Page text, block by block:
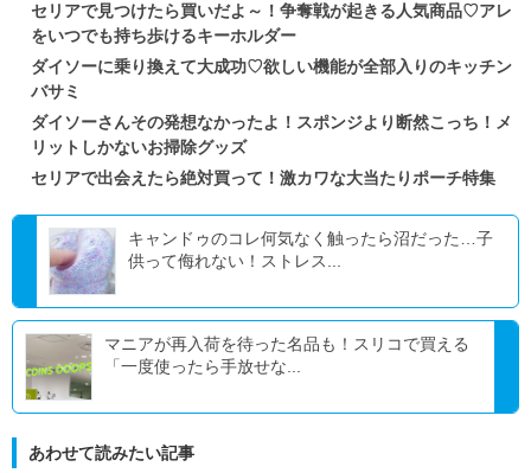
セリアで見つけたら買いだよ～！争奪戦が起きる人気商品♡アレ
をいつでも持ち歩けるキーホルダー
ダイソーに乗り換えて大成功♡欲しい機能が全部入りのキッチン
バサミ
ダイソーさんその発想なかったよ！スポンジより断然こっち！メ
リットしかないお掃除グッズ
セリアで出会えたら絶対買って！激カワな大当たりポーチ特集
キャンドゥのコレ何気なく触ったら沼だった…子
供って侮れない！ストレス...
マニアが再入荷を待った名品も！スリコで買える
「一度使ったら手放せな...
あわせて読みたい記事